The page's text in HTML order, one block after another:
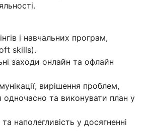
і навчальних програм,
skills).
заходи онлайн та офлайн
вирішення проблем,
та виконувати план у
наполегливість у досягненні